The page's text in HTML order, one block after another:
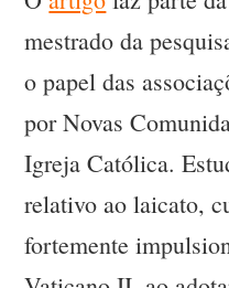
mestrado da
o papel das
por Novas
Igreja Católica.
relativo ao laicato,
fortemente